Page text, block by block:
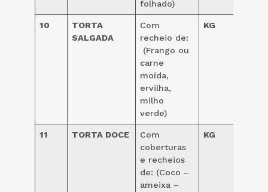
folhado)
10
TORTA
SALGADA
Com
recheio de:
(Frango ou
carne
moída,
ervilha,
milho
verde)
KG
11 TORTA DOCE
Com
coberturas
e recheios
de: (Coco –
ameixa –
KG